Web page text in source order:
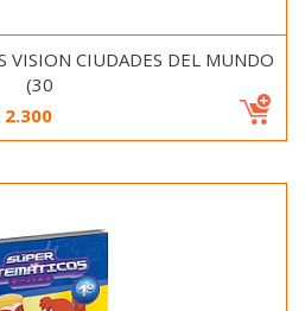
VISION CIUDADES DEL MUNDO
(30
2.300